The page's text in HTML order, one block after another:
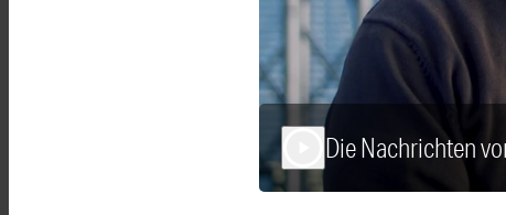
Die Nachrichten